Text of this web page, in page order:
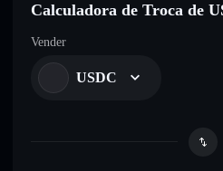
Calculadora de Troca de
Vender
USDC